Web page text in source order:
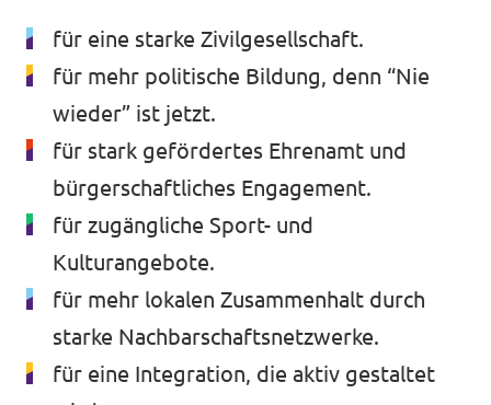
für eine starke Zivilgesellschaft.
für mehr politische Bildung, denn “Nie
wieder” ist jetzt.
für stark gefördertes Ehrenamt und
bürgerschaftliches Engagement.
für zugängliche Sport- und
Kulturangebote.
für mehr lokalen Zusammenhalt durch
starke Nachbarschaftsnetzwerke.
für eine Integration, die aktiv gestaltet